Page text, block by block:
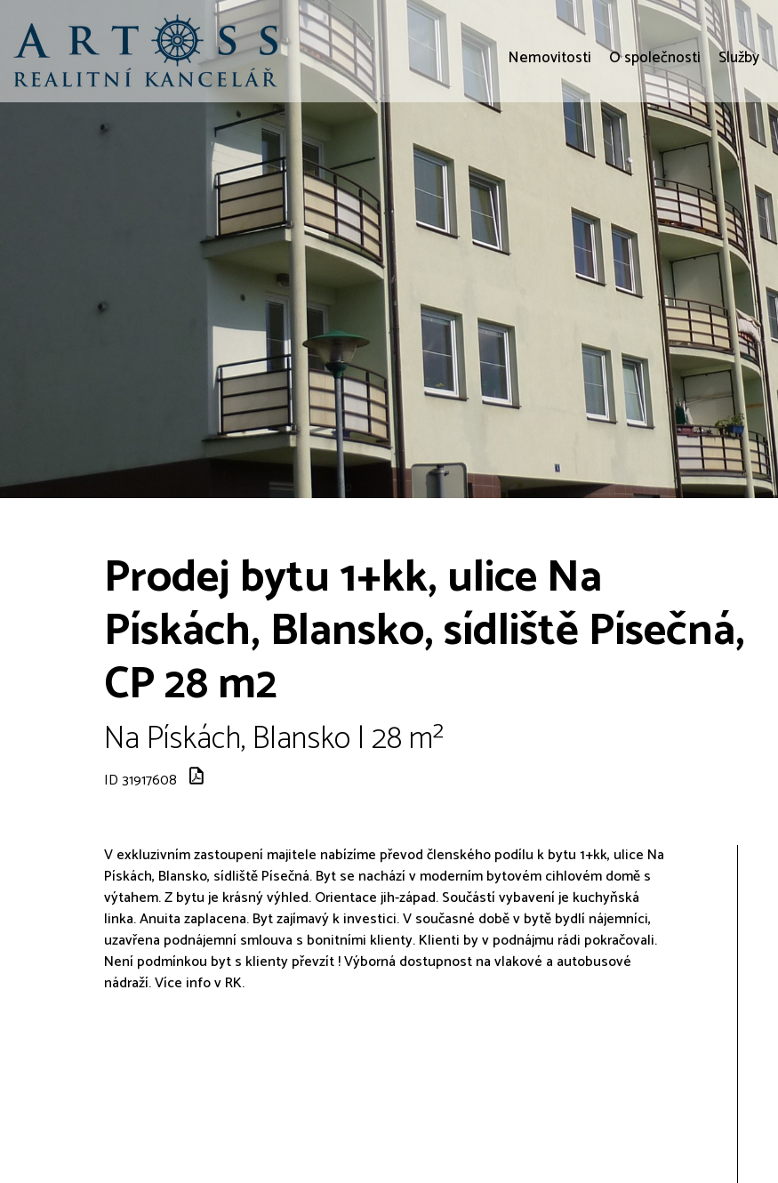
Nemovitosti O společnosti Služby
Prodej bytu 1+kk, ulice Na
Pískách, Blansko, sídliště Písečná,
CP 28 m2
Na Pískách, Blansko | 28 m²
ID 31917608
V exkluzivním zastoupení majitele nabízíme převod členského podílu k bytu 1+kk, ulice Na
Pískách, Blansko, sídliště Písečná. Byt se nachází v moderním bytovém cihlovém domě s
výtahem. Z bytu je krásný výhled. Orientace jih-západ. Součástí vybavení je kuchyňská
linka. Anuita zaplacena. Byt zajímavý k investici. V současné době v bytě bydlí nájemníci,
uzavřena podnájemní smlouva s bonitními klienty. Klienti by v podnájmu rádi pokračovali.
Není podmínkou byt s klienty převzít ! Výborná dostupnost na vlakové a autobusové
nádraží. Více info v RK.